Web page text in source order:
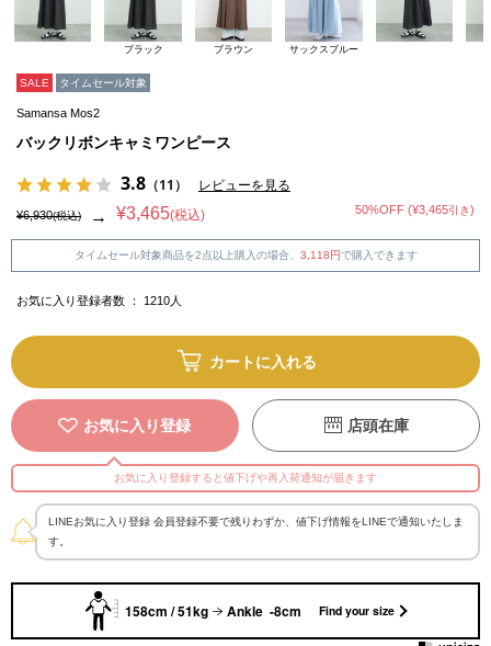
ブラック ブラウン サックスブルー
SALE タイムセール対象
Samansa Mos2
バックリボンキャミワンピース
3.8 （11） レビューを見る
¥6,930(税込) → ¥3,465(税込) 50%OFF (¥3,465引き)
タイムセール対象商品を2点以上購入の場合、 3,118円で購入できます
お気に入り登録者数 ： 1210 人
カートに入れる
お気に入り登録 店頭在庫
お気に入り登録すると値下げや再入荷通知が届きます
LINEお気に入り登録 会員登録不要で残りわずか、値下げ情報をLINEで通知いたしま
す。
158cm / 51kg Ankle -8cm Find your size